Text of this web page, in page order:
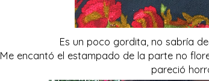
Es un poco gordita, no sabría
Me encantó el estampado de la parte no
pareció